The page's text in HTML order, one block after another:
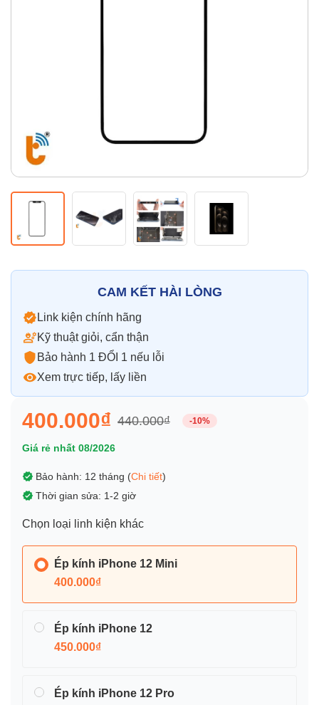
Vỏ iPhone Vỏ Xiaomi
Vỏ Huawei Vỏ Vivo
CAM KẾT HÀI LÒNG
Link kiện chính hãng
Kỹ thuật giỏi, cẩn thận
Bảo hành 1 ĐỔI 1 nếu lỗi
Xem trực tiếp, lấy liền
400.000₫ 440.000₫ -10%
Giá rẻ nhất 08/2026
Bảo hành: 12 tháng (Chi tiết)
Thời gian sửa: 1-2 giờ
Chọn loại linh kiện khác
Ép kính iPhone 12 Mini
400.000₫
Ép kính iPhone 12
450.000₫
Ép kính iPhone 12 Pro